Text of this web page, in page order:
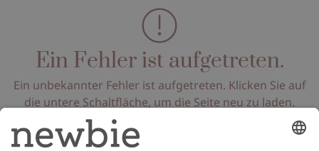
Ein Fehler ist aufgetreten.
Ein unbekannter Fehler ist aufgetreten. Klicken Sie auf
die untere Schaltfläche, um die Seite neu zu laden.
Seite neu laden